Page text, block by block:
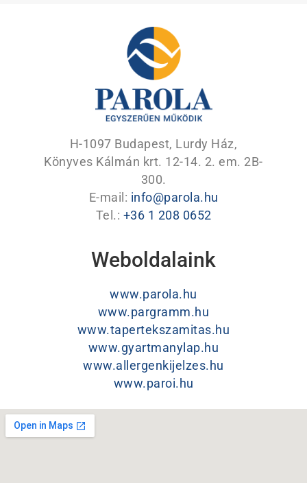
H-1097 Budapest, Lurdy Ház,
Könyves Kálmán krt. 12-14. 2. em. 2B-
300.
E-mail: info@parola.hu
Tel.: +36 1 208 0652
Weboldalaink
www.parola.hu
www.pargramm.hu
www.tapertekszamitas.hu
www.gyartmanylap.hu
www.allergenkijelzes.hu
www.paroi.hu